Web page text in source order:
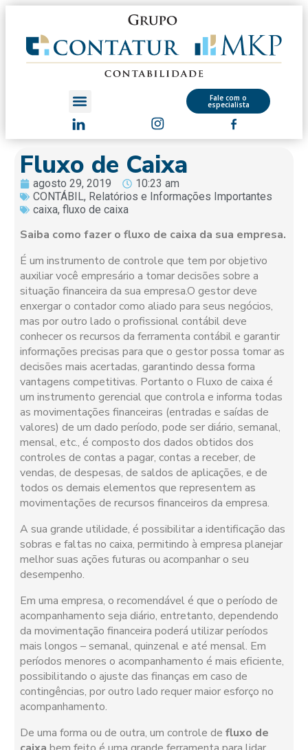
Fale com o
especialista
Fluxo de Caixa
agosto 29, 2019
10:23 am
CONTÁBIL, Relatórios e Informações Importantes
caixa,fluxo de caixa
Saiba como fazer o fluxo de caixa da sua empresa.
É um instrumento de controle que tem por objetivo
auxiliar você empresário a tomar decisões sobre a
situação financeira da sua empresa.O gestor deve
enxergar o contador como aliado para seus negócios,
mas por outro lado o profissional contábil deve
conhecer os recursos da ferramenta contábil e garantir
informações precisas para que o gestor possa tomar as
decisões mais acertadas, garantindo dessa forma
vantagens competitivas. Portanto o Fluxo de caixa é
um instrumento gerencial que controla e informa todas
as movimentações financeiras (entradas e saídas de
valores) de um dado período, pode ser diário, semanal,
mensal, etc., é composto dos dados obtidos dos
controles de contas a pagar, contas a receber, de
vendas, de despesas, de saldos de aplicações, e de
todos os demais elementos que representem as
movimentações de recursos financeiros da empresa.
A sua grande utilidade, é possibilitar a identificação das
sobras e faltas no caixa, permitindo à empresa planejar
melhor suas ações futuras ou acompanhar o seu
desempenho.
Em uma empresa, o recomendável é que o período de
acompanhamento seja diário, entretanto, dependendo
da movimentação financeira poderá utilizar períodos
mais longos – semanal, quinzenal e até mensal. Em
períodos menores o acompanhamento é mais eficiente,
possibilitando o ajuste das finanças em caso de
contingências, por outro lado requer maior esforço no
acompanhamento.
De uma forma ou de outra, um controle defluxo de